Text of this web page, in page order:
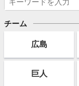
チーム
広島
巨人